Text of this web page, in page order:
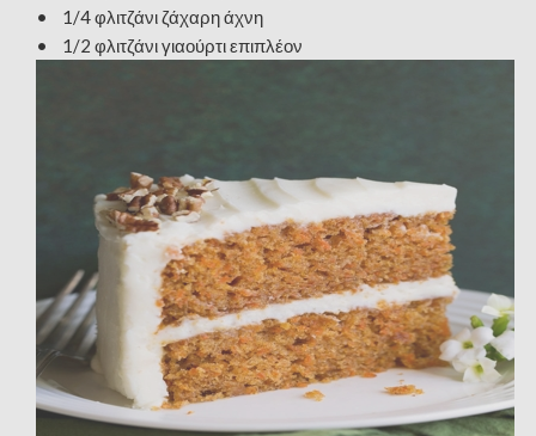
• 1/4 φλιτζάνι ζάχαρη άχνη
• 1/2 φλιτζάνι γιαούρτι επιπλέον